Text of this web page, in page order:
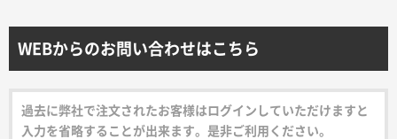
お見積書の作成方法
データ入稿ガイド
WEBからのお問い合わせはこちら
過去に弊社で注文されたお客様はログインしていただけますと
入力を省略することが出来ます。是非ご利用ください。